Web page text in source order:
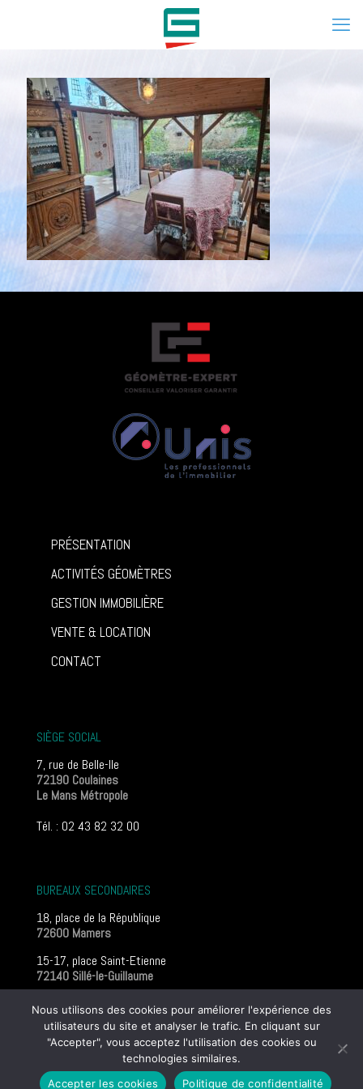
PRÉSENTATION
ACTIVITÉS GÉOMÈTRES
GESTION IMMOBILIÈRE
VENTE & LOCATION
CONTACT
SIÈGE SOCIAL
7, rue de Belle-Ile
72190 Coulaines
Le Mans Métropole
Tél. : 02 43 82 32 00
BUREAUX SECONDAIRES
18, place de la République
72600 Mamers
15-17, place Saint-Etienne
72140 Sillé-le-Guillaume
Mentions légales
© 2016 Guillerminet Géomètres | Mentions légales
de confi­den­tia­lité
Nous utilisons des cookies pour améliorer l'expérience des
utilisateurs du site et analyser le trafic. En cliquant sur
"Accepter", vous acceptez l'utilisation des cookies ou
technologies similaires.
Accepter les cookies
Politique de confidentialité